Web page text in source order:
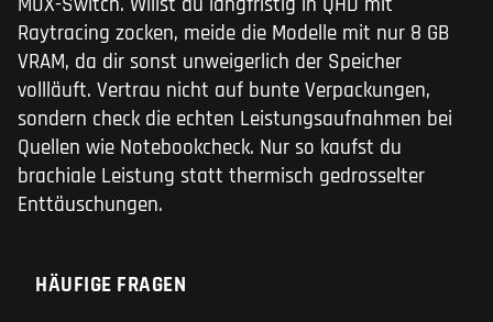
Raytracing zocken, meide die Modelle mit nur 8 GB
VRAM, da dir sonst unweigerlich der Speicher
vollläuft. Vertrau nicht auf bunte Verpackungen,
sondern check die echten Leistungsaufnahmen bei
Quellen wie Notebookcheck. Nur so kaufst du
brachiale Leistung statt thermisch gedrosselter
Enttäuschungen.
HÄUFIGE FRAGEN